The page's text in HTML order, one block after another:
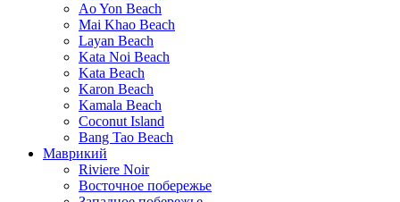
Ao Yon Beach
Mai Khao Beach
Layan Beach
Kata Noi Beach
Kata Beach
Karon Beach
Kamala Beach
Coconut Island
Bang Tao Beach
Маврикий
Riviere Noir
Восточное побережье